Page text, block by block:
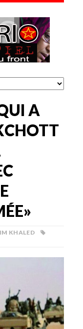
A
KHALED